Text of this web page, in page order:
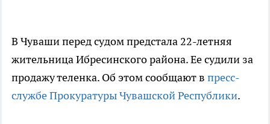
В Чуваши перед судом предстала 22-летняя
жительница Ибресинского района. Ее судили за
продажу теленка. Об этом сообщают в пресс-
службе Прокуратуры Чувашской Республики.